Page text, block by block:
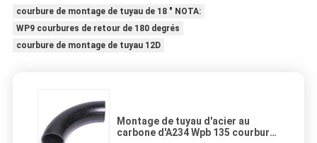
courbure de montage de tuyau de 18 ″ NOTA:
WP9 courbures de retour de 180 degrés
courbure de montage de tuyau 12D
Montage de tuyau d'acier au
carbone d'A234 Wpb 135 courbure